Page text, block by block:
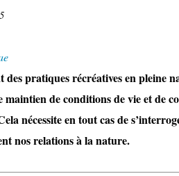
des pratiques récréatives en pleine
maintien de conditions de vie et de
nécessite en tout cas de
nos relations à la nature.